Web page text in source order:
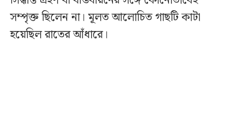
সম্পৃক্ত ছিলেন না। মূলত আলোচিত গাছটি কাটা
হয়েছিল রাতের আঁধারে।